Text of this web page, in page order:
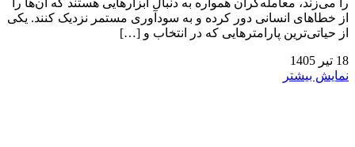
از خطاهای انسانی دور کرده و به سودآوری مستمر نزدیک کنند. یکی
از حیاتی‌ترین پارامترهایی که در انتخاب و […]
18 تیر 1405
نمایش بیشتر